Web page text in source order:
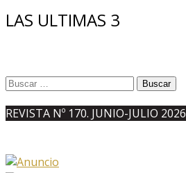
LAS ULTIMAS 3
Buscar:
REVISTA Nº 170. JUNIO-JULIO 2026